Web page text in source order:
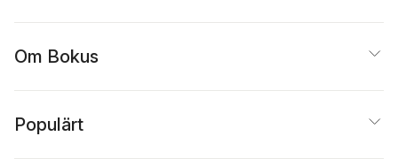
Om Bokus
Populärt